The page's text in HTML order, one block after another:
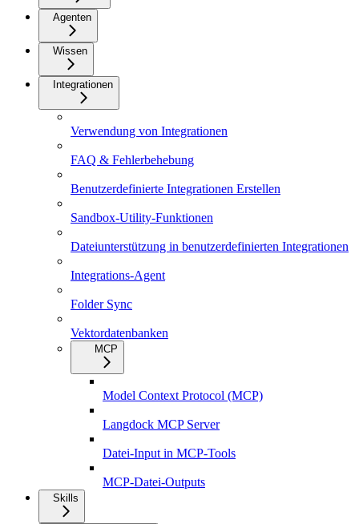
Agenten
Wissen
Integrationen
Verwendung von Integrationen
FAQ & Fehlerbehebung
Benutzerdefinierte Integrationen Erstellen
Sandbox-Utility-Funktionen
Dateiunterstützung in benutzerdefinierten Integrationen
Integrations-Agent
Folder Sync
Vektordatenbanken
MCP
Model Context Protocol (MCP)
Langdock MCP Server
Datei-Input in MCP-Tools
MCP-Datei-Outputs
Skills